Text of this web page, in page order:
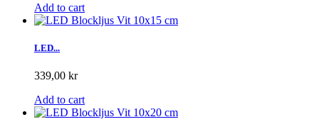
Add to cart
LED...
339,00 kr
Add to cart